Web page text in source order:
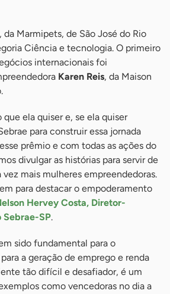
, da Marmipets, de São José do Rio
Ciência e tecnologia. O primeiro
internacionais foi
Karen Reis, da Maison
que ela quiser e, se ela quiser
para construir essa jornada
prêmio e com todas as ações do
divulgar as histórias para servir de
mais mulheres empreendedoras.
para destacar o empoderamento
Hervey Costa, Diretor-
Sebrae-SP.
sido fundamental para o
a geração de emprego e renda
tão difícil e desafiador, é um
como vencedoras no dia a